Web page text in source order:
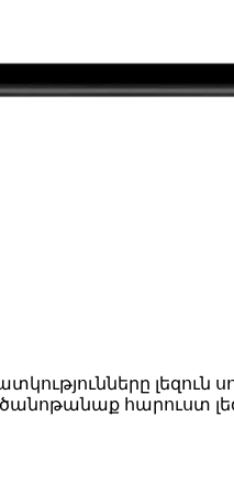
լեզուն
հարուստ